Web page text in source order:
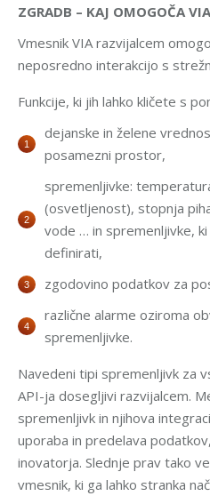
ZGRADB – KAJ OMOGOČA
Vmesnik VIA razvijalcem
neposredno interakcijo s
Funkcije, ki jih lahko kličete s
dejanske in želene
posamezni prostor,
spremenljivke:
(osvetljenost), stopnja
vode … in spremenljivke,
definirati,
zgodovino podatkov za
različne alarme oziroma
spremenljivke.
Navedeni tipi spremenljivk za
API-ja dosegljivi razvijalcem.
spremenljivk in njihova
uporaba in predelava
inovatorja. Slednje prav tako
vmesnik, ki ga lahko stranka